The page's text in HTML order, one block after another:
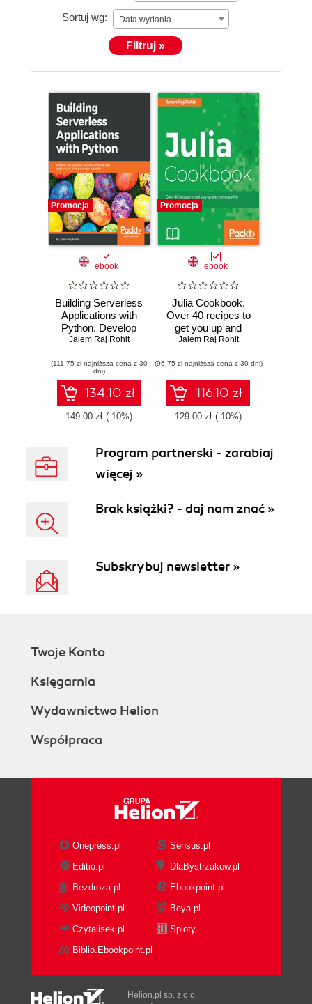
Sortuj wg: Data wydania
Filtruj »
Promocja
ebook
Building Serverless
Applications with
Python. Develop
fast, scalable, and
applications that
are always
available
Jalem Raj Rohit
(111,75 zł najniższa cena z 30
dni)
134.10 zł
149.00 zł (-10%)
Promocja
ebook
Julia Cookbook.
Over 40 recipes to
get you up and
running with
Julia
Jalem Raj Rohit
(96,75 zł najniższa cena z 30 dni)
116.10 zł
129.00 zł (-10%)
Program partnerski - zarabiaj
więcej »
Brak książki? - daj nam znać »
Subskrybuj newsletter »
Twoje Konto
Księgarnia
Wydawnictwo Helion
Współpraca
Onepress.pl
Sensus.pl
Editio.pl
DlaBystrzakow.pl
Bezdroza.pl
Ebookpoint.pl
Videopoint.pl
Beya.pl
Czytalisek.pl
Sploty
Biblio.Ebookpoint.pl
Helion.pl sp. z o.o.